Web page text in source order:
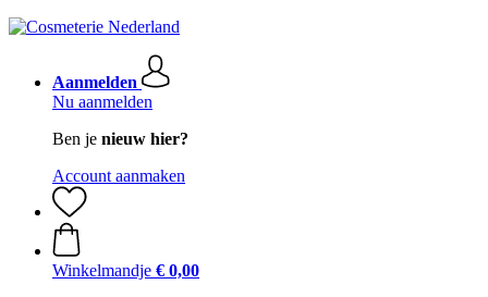
Aanmelden
Nu aanmelden
Ben je nieuw hier?
Account aanmaken
Winkelmandje € 0,00